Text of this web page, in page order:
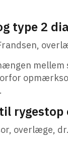
type 2
mellem
rygestop
overlæge,